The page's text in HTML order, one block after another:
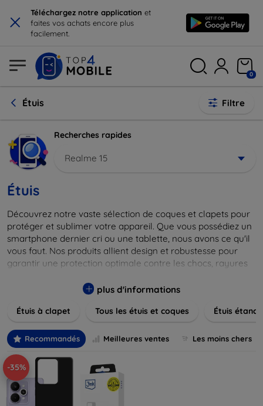
× Téléchargez notre application et
faites vos achats encore plus
facilement.
0
Étuis Filtre
Recherches rapides
Realme 15
Étuis
Découvrez notre vaste sélection de coques et clapets pour
protéger et sublimer votre appareil. Que vous possédiez un
smartphone dernier cri ou une tablette, nous avons ce qu'il
vous faut. Nos produits allient design et robustesse pour
garantir une protection optimale contre les chocs, rayures
allant des modèles élégants et minimalistes aux designs
matériaux de haute qualité, y compris le cuir, le silicone, et
parfait pour exprimer votre style tout en assurant la
durabilité de votre appareil.
plus d'informations
Étuis à clapet Tous les étuis et coques Étuis
Recommandés Meilleures ventes Les moins chers
-35%